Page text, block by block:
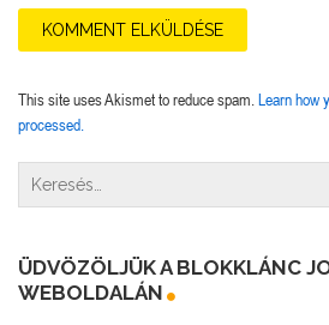
This site uses Akismet to reduce spam. Learn how
processed.
ÜDVÖZÖLJÜK A BLOKKLÁNC
WEBOLDALÁN